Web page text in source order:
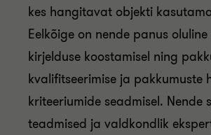
kes hangitavat objekti
Eelkõige on nende panus
kirjelduse koostamisel ning
kvalifitseerimise ja pakkumuste
kriteeriumide seadmisel. Nende
teadmised ja valdkondlik